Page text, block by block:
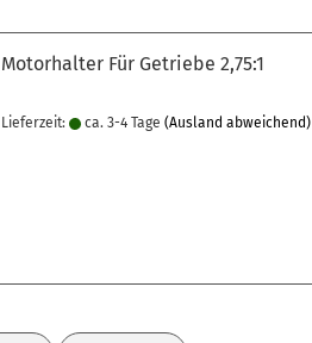
Motorhalter Für Getriebe 2,75:1
Lieferzeit: ca. 3-4 Tage (Ausland abweichend)